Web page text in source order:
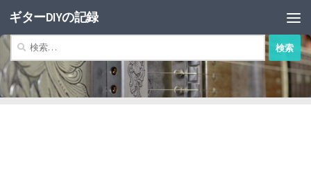
コンテンツへスキップ
ギターDIYの記録
索: